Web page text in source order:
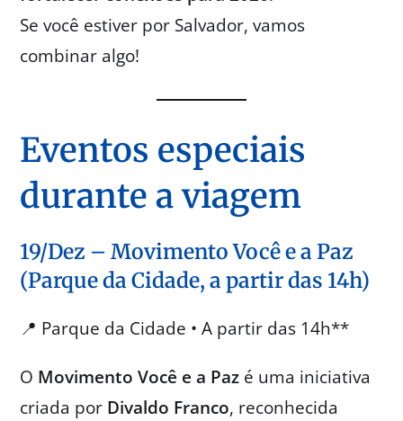
Se você estiver por Salvador, vamos
combinar algo!
Eventos especiais
durante a viagem
19/Dez – Movimento Você e a Paz
(Parque da Cidade, a partir das 14h)
📍 Parque da Cidade • A partir das 14h**
O Movimento Você e a Paz é uma iniciativa
criada por Divaldo Franco, reconhecida